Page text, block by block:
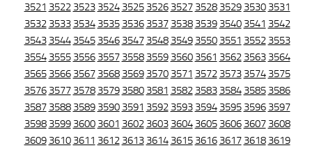
3521 3522 3523 3524 3525 3526 3527 3528 3529 3530 3531
3532 3533 3534 3535 3536 3537 3538 3539 3540 3541 3542
3543 3544 3545 3546 3547 3548 3549 3550 3551 3552 3553
3554 3555 3556 3557 3558 3559 3560 3561 3562 3563 3564
3565 3566 3567 3568 3569 3570 3571 3572 3573 3574 3575
3576 3577 3578 3579 3580 3581 3582 3583 3584 3585 3586
3587 3588 3589 3590 3591 3592 3593 3594 3595 3596 3597
3598 3599 3600 3601 3602 3603 3604 3605 3606 3607 3608
3609 3610 3611 3612 3613 3614 3615 3616 3617 3618 3619